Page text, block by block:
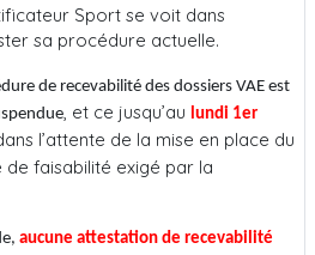
Sport se voit dans
sa procédure actuelle.
de recevabilité des dossiers VAE est
, et ce jusqu’au lundi 1er
dans l’attente de la mise en place du
faisabilité exigé par la
aucune attestation de recevabilité